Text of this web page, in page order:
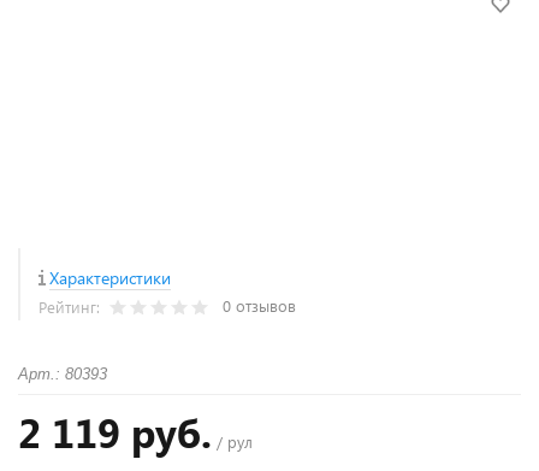
Характеристики
Рейтинг: 0 отзывов
Арт.: 80393
2 119 руб. / рул